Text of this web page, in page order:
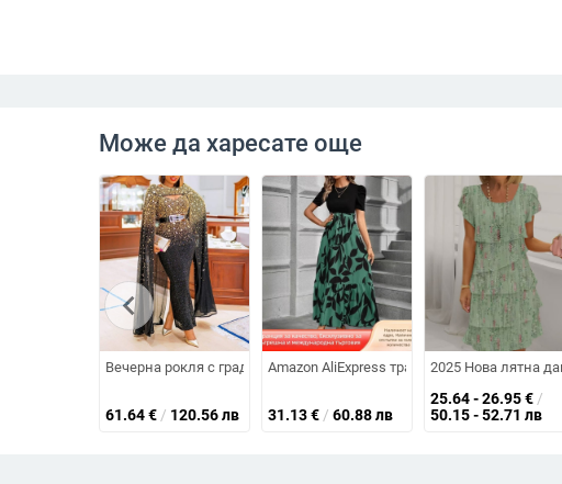
Може да харесате още
Вечерна рокля с градиентен ефект, полиестерна материя, дълги
61.64€ / 120.56 лв
Amazon AliExpress трансгранично за
31.13€ / 60.88 лв
2025 Нова лятна
25.64 - 26.95€ /
50.15 - 52.71 лв
chevron_left